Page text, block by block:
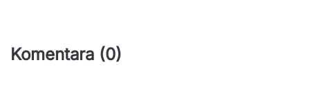
Komentara (0)